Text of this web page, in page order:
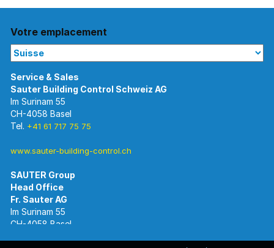
Votre emplacement
Im Surinam 55
CH-4058 Basel
Tel. +41 61 717 75 75
www.sauter-building-control.ch
SAUTER Group
Head Office
Im Surinam 55
CH-4058 Basel